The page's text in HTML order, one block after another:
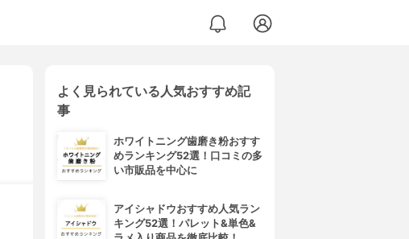
よく見られている人気おすすめ記
事
ホワイトニング歯磨き粉おすす
めランキング52選！口コミの多
い市販品を中心に
アイシャドウおすすめ人気ラン
キング52選！パレット&単色&